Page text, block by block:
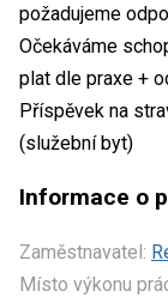
požadujeme
Očekáváme
plat dle praxe +
Příspěvek na
(služební byt)
Informace o
Zaměstnavatel:
Místo výkonu